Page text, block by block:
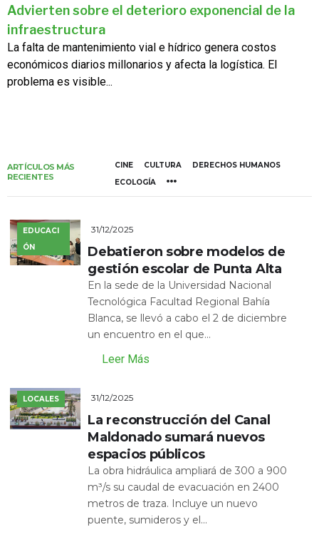
Advierten sobre el deterioro exponencial de la
infraestructura
La falta de mantenimiento vial e hídrico genera costos
económicos diarios millonarios y afecta la logística. El
problema es visible...
ARTÍCULOS MÁS
RECIENTES
CINE CULTURA
DERECHOS HUMANOS
ECOLOGÍA
EDUCACI
ÓN
31/12/2025
Debatieron sobre modelos de
gestión escolar de Punta Alta
En la sede de la Universidad Nacional
Tecnológica Facultad Regional Bahía
Blanca, se llevó a cabo el 2 de diciembre
un encuentro en el que...
Leer Más
LOCALES 31/12/2025
La reconstrucción del Canal
Maldonado sumará nuevos
espacios públicos
La obra hidráulica ampliará de 300 a 900
m³/s su caudal de evacuación en 2400
metros de traza. Incluye un nuevo
puente, sumideros y el...